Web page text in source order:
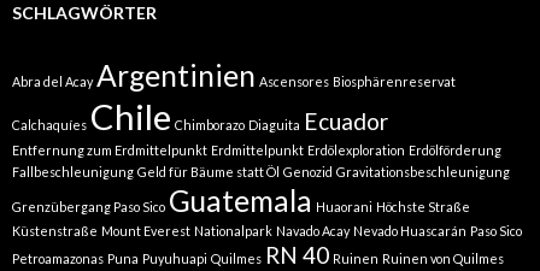
SCHLAGWÖRTER
Abra del Acay Argentinien Ascensores Biosphärenreservat
Calchaquíes Chile Chimborazo Diaguita Ecuador
Entfernung zum Erdmittelpunkt Erdmittelpunkt Erdölexploration Erdölförderung
Fallbeschleunigung Geld für Bäume statt Öl Genozid Gravitationsbeschleunigung
Grenzübergang Paso Sico Guatemala Huaorani Höchste Straße
Küstenstraße Mount Everest Nationalpark Navado Acay Nevado Huascarán Paso Sico
Petroamazonas Puna Puyuhuapi Quilmes RN 40 Ruinen Ruinen von Quilmes